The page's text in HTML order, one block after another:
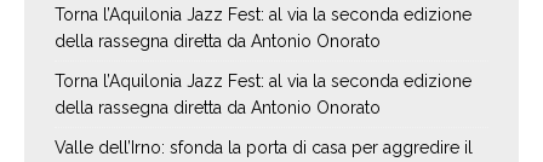
Torna l’Aquilonia Jazz Fest: al via la seconda edizione
della rassegna diretta da Antonio Onorato
Torna l’Aquilonia Jazz Fest: al via la seconda edizione
della rassegna diretta da Antonio Onorato
Valle dell’Irno: sfonda la porta di casa per aggredire il